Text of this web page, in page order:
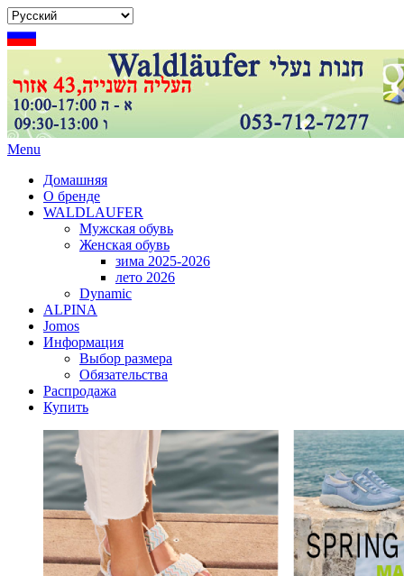
Menu
Домашняя
О бренде
WALDLAUFER
Мужская обувь
Женская обувь
зима 2025-2026
лето 2026
Dynamic
ALPINA
Jomos
Информация
Выбор размера
Обязательства
Распродажа
Купить